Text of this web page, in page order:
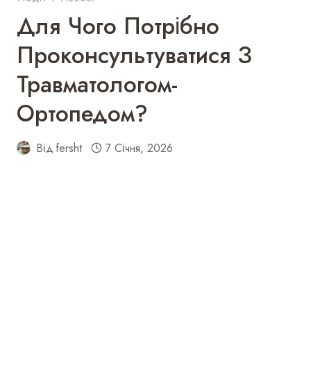
Для Чого Потрібно
Проконсультуватися З
Травматологом-
Ортопедом?
Від fersht 7 Січня, 2026